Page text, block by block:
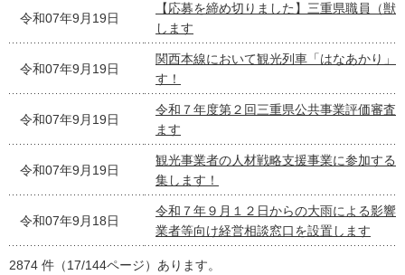
令和07年9月19日
【応募を締め切りました】三重県職員（獣
します
令和07年9月19日
関西本線において観光列車「はなあかり」
す！
令和07年9月19日
令和７年度第２回三重県公共事業評価審査
ます
令和07年9月19日
観光事業者の人材戦略支援事業に参加する
集します！
令和07年9月18日
令和７年９月１２日からの大雨による影響
業者等向け経営相談窓口を設置します
2874 件（17/144ページ）あります。